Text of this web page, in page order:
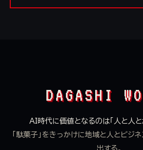
DAGASHI
AI時代に価値となるのは「人と人と
「駄菓子」をきっかけに地域と人とビジ
出する。